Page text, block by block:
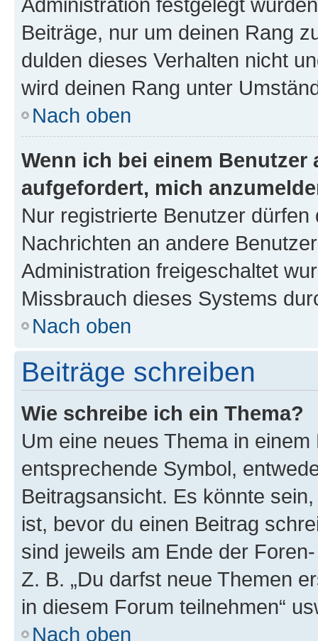
Beiträge, nur um deinen Rang
dulden dieses Verhalten nicht
wird deinen Rang unter
Nach oben
Wenn ich bei einem
aufgefordert, mich
Nur registrierte Benutzer
Nachrichten an andere
Administration freigeschaltet
Missbrauch dieses Systems
Nach oben
Beiträge schreiben
Wie schreibe ich ein Thema?
Um eine neues Thema in
entsprechende Symbol,
Beitragsansicht. Es könnte
ist, bevor du einen Beitrag
sind jeweils am Ende der
Z. B. „Du darfst neue Themen
in diesem Forum teilnehmen“
Nach oben